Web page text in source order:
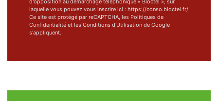
d'opposition au démarchage téléphonique « Bloctel », sur
laquelle vous pouvez vous inscrire ici : https://conso.bloctel.fr/
Ce site est protégé par reCAPTCHA, les Politiques de
Confidentialité et les Conditions d'Utilisation de Google
s'appliquent.